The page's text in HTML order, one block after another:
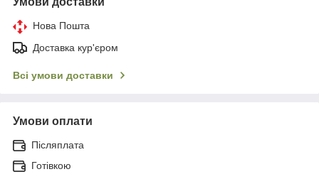
Нова Пошта
Доставка кур'єром
Всі умови доставки
Умови оплати
Післяплата
Готівкою